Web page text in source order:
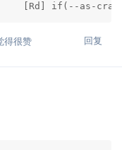
as-cran)?
回复
得很赞